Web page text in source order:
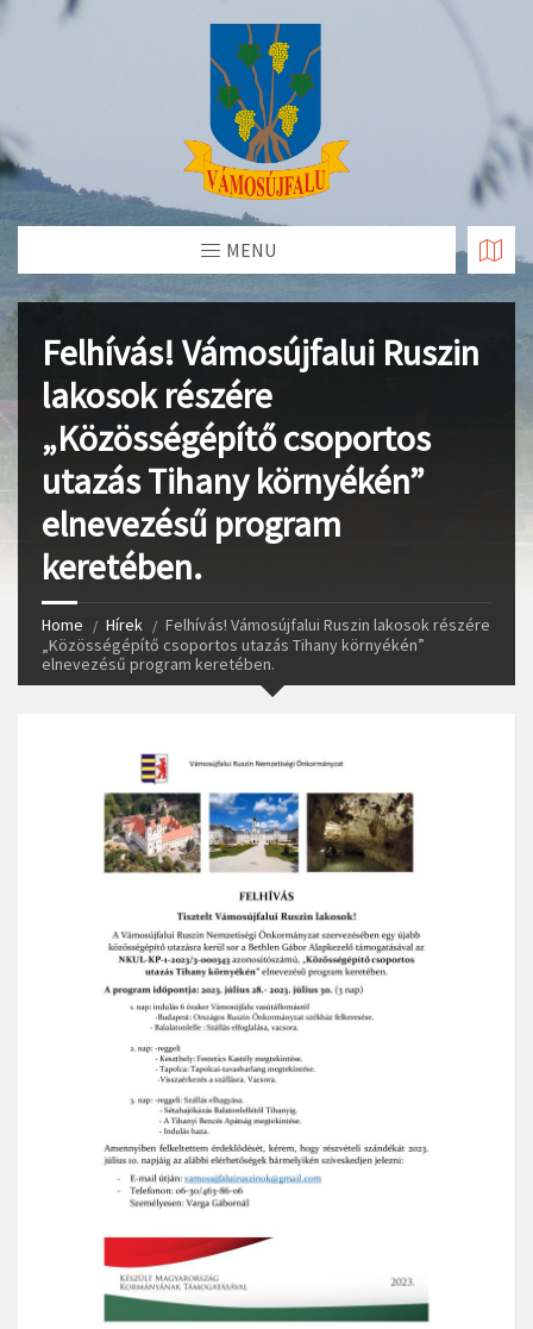
Skip
MENU
Felhívás! Vámosújfalui Ruszin
lakosok részére
„Közösségépítő csoportos
utazás Tihany környékén”
elnevezésű program
keretében.
Home Hírek
Felhívás! Vámosújfalui Ruszin lakosok részére
„Közösségépítő csoportos utazás Tihany környékén”
elnevezésű program keretében.